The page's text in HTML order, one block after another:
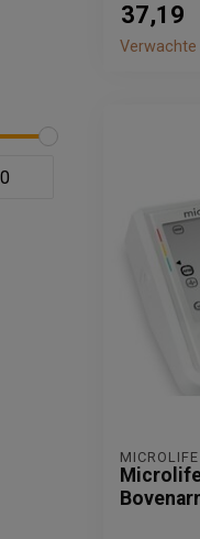
37,19
Verwachte
MICROLIFE